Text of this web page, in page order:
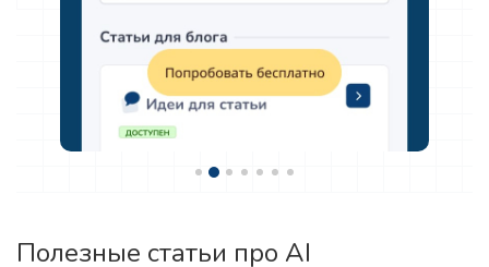
Полезные статьи про AI